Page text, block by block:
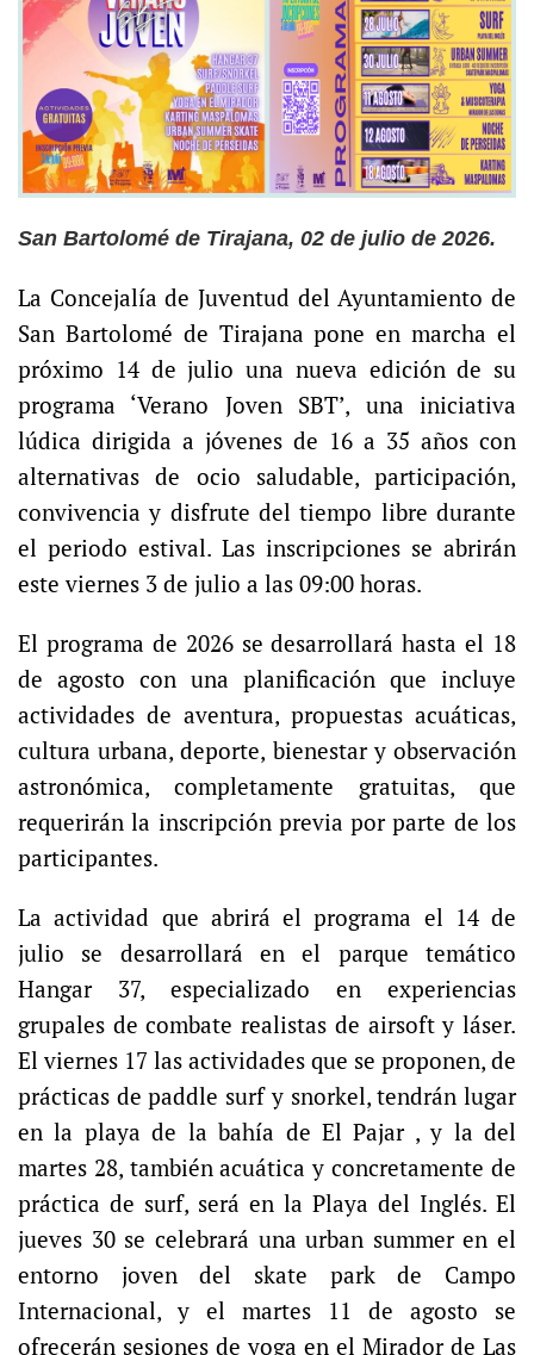
San Bartolomé de Tirajana, 02 de julio de 2026.
La Concejalía de Juventud del Ayuntamiento de
San Bartolomé de Tirajana pone en marcha el
próximo 14 de julio una nueva edición de su
programa ‘Verano Joven SBT’, una iniciativa
lúdica dirigida a jóvenes de 16 a 35 años con
alternativas de ocio saludable, participación,
convivencia y disfrute del tiempo libre durante
el periodo estival. Las inscripciones se abrirán
este viernes 3 de julio a las 09:00 horas.
El programa de 2026 se desarrollará hasta el 18
de agosto con una planificación que incluye
actividades de aventura, propuestas acuáticas,
cultura urbana, deporte, bienestar y observación
astronómica, completamente gratuitas, que
requerirán la inscripción previa por parte de los
participantes.
La actividad que abrirá el programa el 14 de
julio se desarrollará en el parque temático
Hangar 37, especializado en experiencias
grupales de combate realistas de airsoft y láser.
El viernes 17 las actividades que se proponen, de
prácticas de paddle surf y snorkel, tendrán lugar
en la playa de la bahía de El Pajar , y la del
martes 28, también acuática y concretamente de
práctica de surf, será en la Playa del Inglés. El
jueves 30 se celebrará una urban summer en el
entorno joven del skate park de Campo
Internacional, y el martes 11 de agosto se
ofrecerán sesiones de yoga en el Mirador de Las